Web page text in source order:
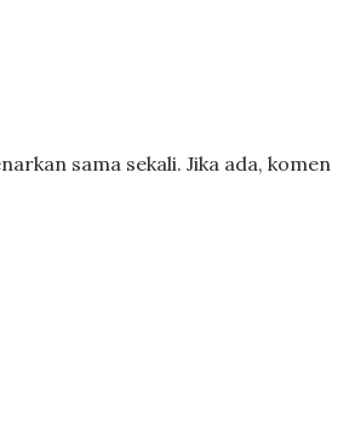
sama sekali. Jika ada, komen